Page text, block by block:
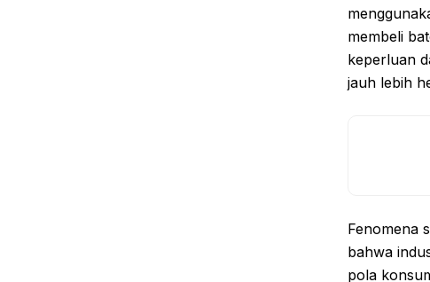
membeli
keperluan
jauh lebih
Fenomena
bahwa
pola